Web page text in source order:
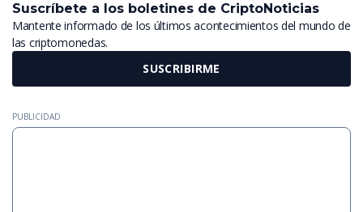
Suscríbete a los boletines de CriptoNoticias
Mantente informado de los últimos acontecimientos del mundo de
las criptomonedas.
SUSCRIBIRME
PUBLICIDAD